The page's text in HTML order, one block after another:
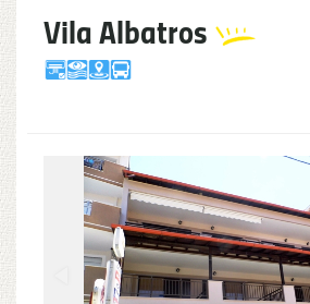
Vila Albatros